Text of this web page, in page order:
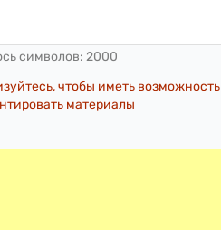
символов: 2000
чтобы иметь возможность
материалы